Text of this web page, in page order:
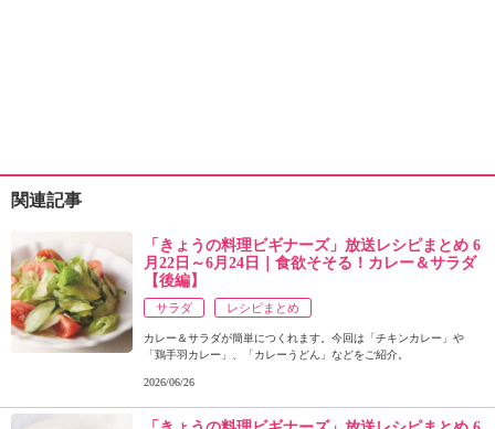
関連記事
「きょうの料理ビギナーズ」放送レシピまとめ 6
月22日～6月24日｜食欲そそる！カレー＆サラダ
【後編】
サラダ レシピまとめ
カレー＆サラダが簡単につくれます。今回は「チキンカレー」や
「鶏手羽カレー」、「カレーうどん」などをご紹介。
2026/06/26